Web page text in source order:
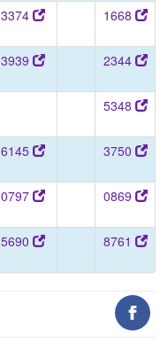
3374 1668
3939 2344
5348
6145 3750
0797 0869
5690 8761